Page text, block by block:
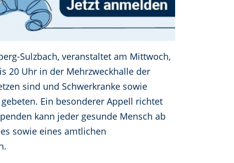
Sulzbach, veranstaltet am Mittwoch,
20 Uhr in der Mehrzweckhalle der
sind und Schwerkranke sowie
Ein besonderer Appell richtet
kann jeder gesunde Mensch ab
sowie eines amtlichen